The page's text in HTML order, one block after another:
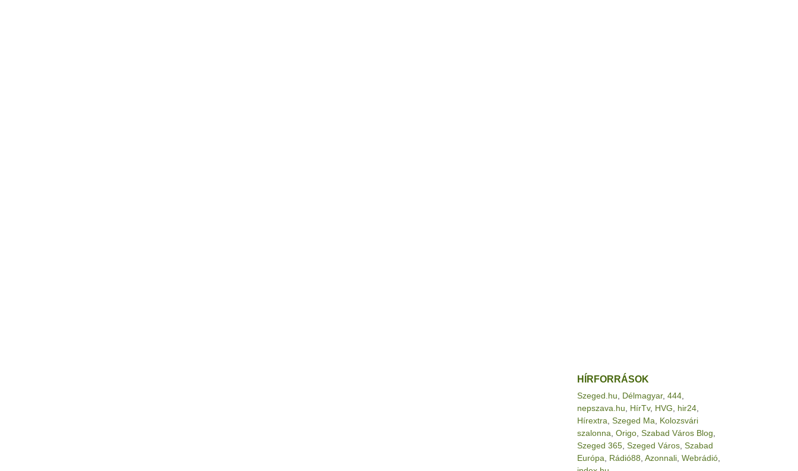
HÍRFORRÁSOK
Szeged.hu Délmagyar, 444
nepszava.hu
HírTv, HVG hir24
Hírextra Szeged Ma
Kolozsvári
szalonna Origo Szabad Város Blog
Szeged 365 Szeged Város Szabad
Európa
Rádió88 Azonnali Webrádió